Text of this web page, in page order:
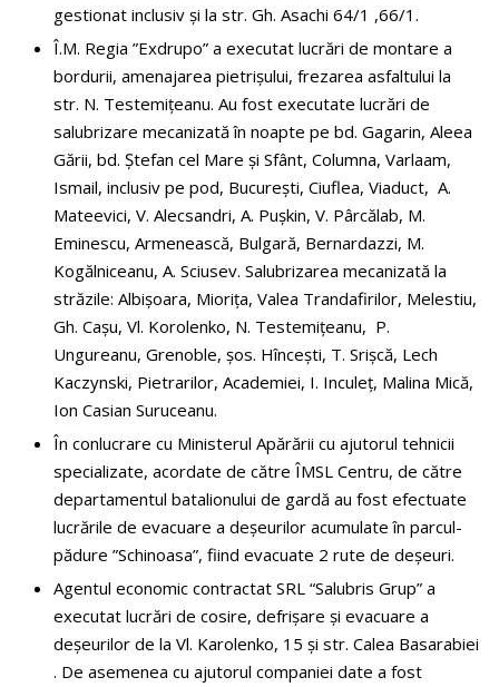
gestionat inclusiv și la str. Gh. Asachi 64/1 ,66/1.
Î.M. Regia ”Exdrupo” a executat lucrări de montare a
bordurii, amenajarea pietrișului, frezarea asfaltului la
str. N. Testemițeanu. Au fost executate lucrări de
salubrizare mecanizată în noapte pe bd. Gagarin, Aleea
Gării, bd. Ștefan cel Mare și Sfânt, Columna, Varlaam,
Ismail, inclusiv pe pod, București, Ciuflea, Viaduct, A.
Mateevici, V. Alecsandri, A. Pușkin, V. Pârcălab, M.
Eminescu, Armenească, Bulgară, Bernardazzi, M.
Kogălniceanu, A. Sciusev. Salubrizarea mecanizată la
străzile: Albișoara, Miorița, Valea Trandafirilor, Melestiu,
Gh. Cașu, Vl. Korolenko, N. Testemițeanu, P.
Ungureanu, Grenoble, șos. Hîncești, T. Srișcă, Lech
Kaczynski, Pietrarilor, Academiei, I. Inculeț, Malina Mică,
Ion Casian Suruceanu.
În conlucrare cu Ministerul Apărării cu ajutorul tehnicii
specializate, acordate de către ÎMSL Centru, de către
departamentul batalionului de gardă au fost efectuate
lucrările de evacuare a deșeurilor acumulate în parcul-
pădure ”Schinoasa”, fiind evacuate 2 rute de deșeuri.
Agentul economic contractat SRL “Salubris Grup” a
executat lucrări de cosire, defrișare și evacuare a
deșeurilor de la Vl. Karolenko, 15 și str. Calea Basarabiei
. De asemenea cu ajutorul companiei date a fost